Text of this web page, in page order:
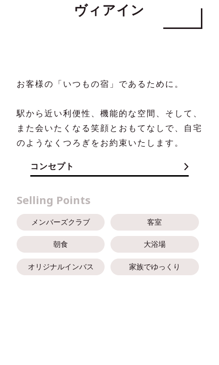
ヴィアイン
お客様の「いつもの宿」であるために。
駅から近い利便性、機能的な空間、そして、
また会いたくなる笑顔とおもてなしで、自宅
のようなくつろぎをお約束いたします。
コンセプト
Selling Points
メンバーズクラブ 客室
朝食 大浴場
オリジナルインバス 家族でゆっくり
オリジナルインバス
総合パンフレット